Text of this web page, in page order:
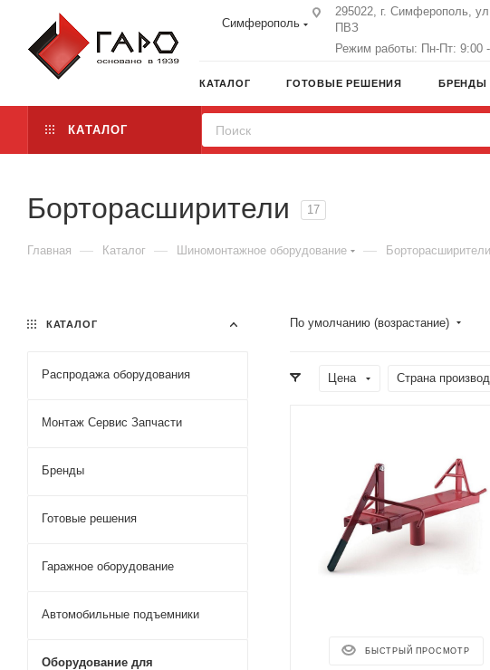
Симферополь
295022, г. Симферополь,
ПВЗ
Режим работы: Пн-Пт: 9:00
КАТАЛОГ ГОТОВЫЕ РЕШЕНИЯ БРЕНДЫ
КАТАЛОГ
Борторасширители 17
Главная — Каталог — Шиномонтажное оборудование — Борторасширители
По умолчанию (возрастание)
Цена Страна
БЫСТРЫЙ ПРОСМОТР
КАТАЛОГ
Распродажа оборудования
Монтаж Сервис Запчасти
Бренды
Готовые решения
Гаражное оборудование
Автомобильные подъемники
Оборудование для